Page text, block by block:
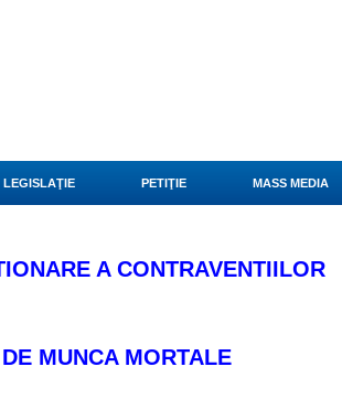
LEGISLAŢIE PETIŢIE MASS MEDIA
A CONTRAVENTIILOR
MUNCA MORTALE